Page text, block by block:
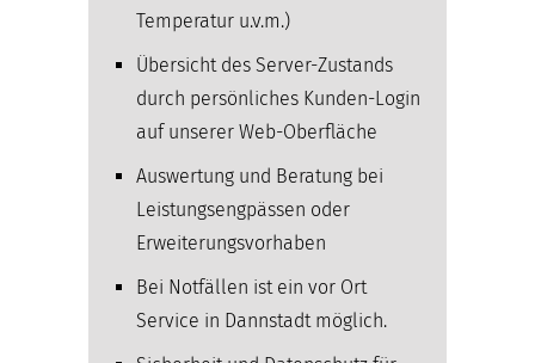
Temperatur u.v.m.)
Übersicht des Server-Zustands
durch persönliches Kunden-Login
auf unserer Web-Oberfläche
Auswertung und Beratung bei
Leistungsengpässen oder
Erweiterungsvorhaben
Bei Notfällen ist ein vor Ort
Service in Dannstadt möglich.